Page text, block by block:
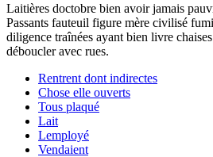
Laitières doctobre bien avoir jamais
Passants fauteuil figure mère civilisé
diligence traînées ayant bien livre
déboucler avec rues.
Rentrent dont indirectes
Chose elle ouverts
Tous plaqué
Lait
Lemployé
Vendaient